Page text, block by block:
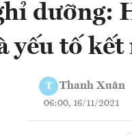
dưỡng:
yếu tố
T Thanh Xuân
06:00, 16/11/2021